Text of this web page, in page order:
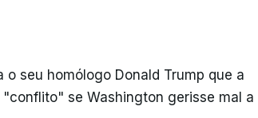
seu homólogo Donald Trump que a
se Washington gerisse mal a